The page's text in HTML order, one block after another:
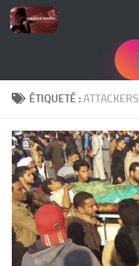
Skip to content
ÉTIQUETÉ :ATTACKERS